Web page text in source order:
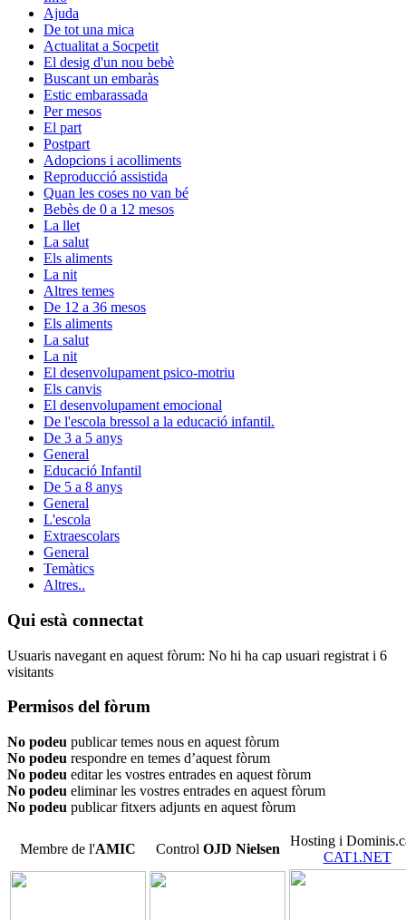
Ajuda
De tot una mica
Actualitat a Socpetit
El desig d'un nou bebè
Buscant un embaràs
Estic embarassada
Per mesos
El part
Postpart
Adopcions i acolliments
Reproducció assistida
Quan les coses no van bé
Bebès de 0 a 12 mesos
La llet
La salut
Els aliments
La nit
Altres temes
De 12 a 36 mesos
Els aliments
La salut
La nit
El desenvolupament psico-motriu
Els canvis
El desenvolupament emocional
De l'escola bressol a la educació infantil.
De 3 a 5 anys
General
Educació Infantil
De 5 a 8 anys
General
L'escola
Extraescolars
General
Temàtics
Altres..
Qui està connectat
Usuaris navegant en aquest fòrum: No hi ha cap usuari registrat i 6
visitants
Permisos del fòrum
No podeu publicar temes nous en aquest fòrum
No podeu respondre en temes d’aquest fòrum
No podeu editar les vostres entrades en aquest fòrum
No podeu eliminar les vostres entrades en aquest fòrum
No podeu publicar fitxers adjunts en aquest fòrum
Membre de l'AMIC Control OJD Nielsen
Hosting i
CAT1.NET